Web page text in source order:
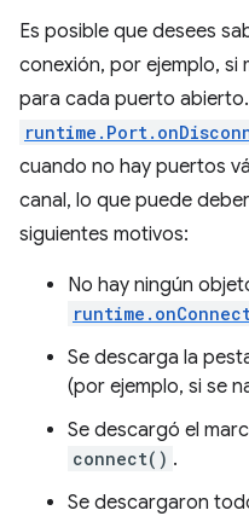
Es posible que desees
conexión, por ejemplo, si
para cada puerto
cuando no hay puertos
canal, lo que puede
siguientes motivos:
No hay ningún
Se descarga la
(por ejemplo, si se
Se descargó el
connect() .
Se descargaron